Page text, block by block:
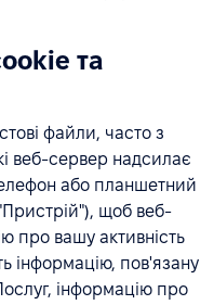
та
файли, часто з
веб-сервер надсилає
або планшетний
"Пристрій"), щоб веб-
про вашу активність
інформацію, пов'язану
інформацію про